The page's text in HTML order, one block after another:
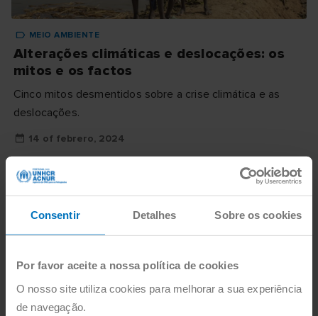
Consentir Detalhes Sobre os cookies
Por favor aceite a nossa política de cookies
O nosso site utiliza cookies para melhorar a sua experiência
de navegação.
MEIO AMBIENTE
Alterações climáticas e deslocações: os
mitos e os factos
Cinco mitos desmentidos sobre a crise climática e as
deslocações.
14 of febrero, 2024
Read more